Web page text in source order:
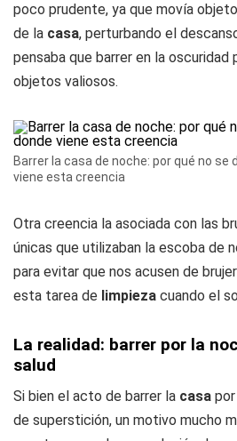
poco prudente, ya que movía
de la casa, perturbando el
pensaba que barrer en la oscuridad
objetos valiosos.
Barrer la casa de noche: por qué no se
viene esta creencia
Otra creencia la asociada con las
únicas que utilizaban la escoba de
para evitar que nos acusen de
esta tarea de limpieza cuando el
La realidad: barrer por la
salud
Si bien el acto de barrer la casa
de superstición, un motivo mucho